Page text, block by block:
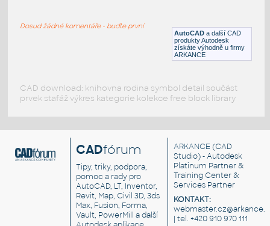
AutoCAD a další CAD
produkty Autodesk
získáte výhodně u firmy
ARKANCE
Dosud žádné komentáře - buďte první
CAD download: knihovna rodina symbol detail součást
prvek stafáž výkres kategorie kolekce free block library
CADfórum
Tipy, triky, podpora,
pomoc a rady pro
AutoCAD, LT, Inventor,
Revit, Map, Civil 3D, 3ds
Max, Fusion, Forma,
Vault, PowerMill a další
ARKANCE (CAD
Studio) - Autodesk
Platinum Partner &
Training Center &
Services Partner
KONTAKT:
| tel. +420 910 970 111